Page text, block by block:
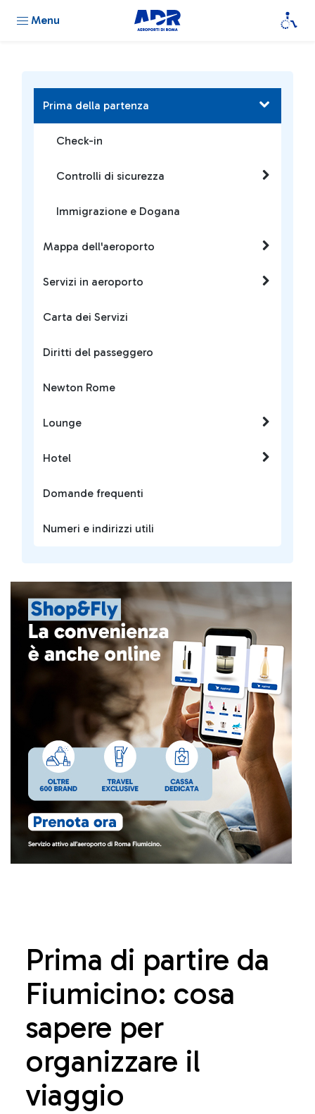
Menu
Prima di partire da
Fiumicino: cosa
sapere per
organizzare il
viaggio
Prima della partenza
Check-in
Controlli di sicurezza
Immigrazione e Dogana
Mappa dell'aeroporto
Servizi in aeroporto
Carta dei Servizi
Diritti del passeggero
Newton Rome
Lounge
Hotel
Domande frequenti
Numeri e indirizzi utili